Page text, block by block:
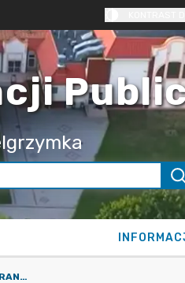
INICJATYWY LOKALNE 2025 - LISTA RANKINGOWA NR 2 Z DNIA 03.03.2025 R.